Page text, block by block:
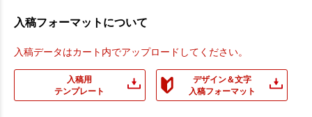
入稿フォーマットについて
入稿データはカート内でアップロードしてください。
入稿用
テンプレート
デザイン＆文字
入稿フォーマット